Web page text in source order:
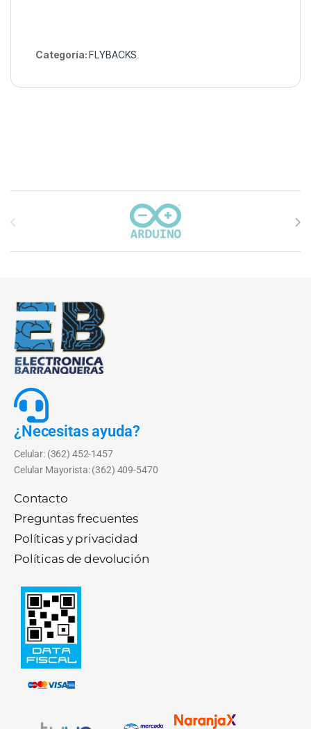
Categoría:FLYBACKS
Carrusel de marcas
¿Necesitas ayuda?
Celular: (362) 452-1457
Celular Mayorista: (362) 409-5470
Contacto
Preguntas frecuentes
Políticas y privacidad
Políticas de devolución